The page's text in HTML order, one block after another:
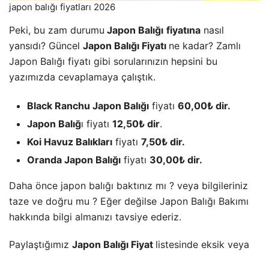
japon balığı fiyatları 2026
Peki, bu zam durumu Japon Balığı fiyatına nasıl
yansıdı? Güncel Japon Balığı Fiyatı ne kadar? Zamlı
Japon Balığı fiyatı gibi sorularınızın hepsini bu
yazımızda cevaplamaya çalıştık.
Black Ranchu Japon Balığı fiyatı 60,00₺ dir.
Japon Balığı fiyatı 12,50₺ dir.
Koi Havuz Balıkları fiyatı 7,50₺ dir.
Oranda Japon Balığı fiyatı 30,00₺ dir.
Daha önce japon balığı baktınız mı ? veya bilgileriniz
taze ve doğru mu ? Eğer değilse Japon Balığı Bakımı
hakkında bilgi almanızı tavsiye ederiz.
Paylaştığımız Japon Balığı Fiyat listesinde eksik veya